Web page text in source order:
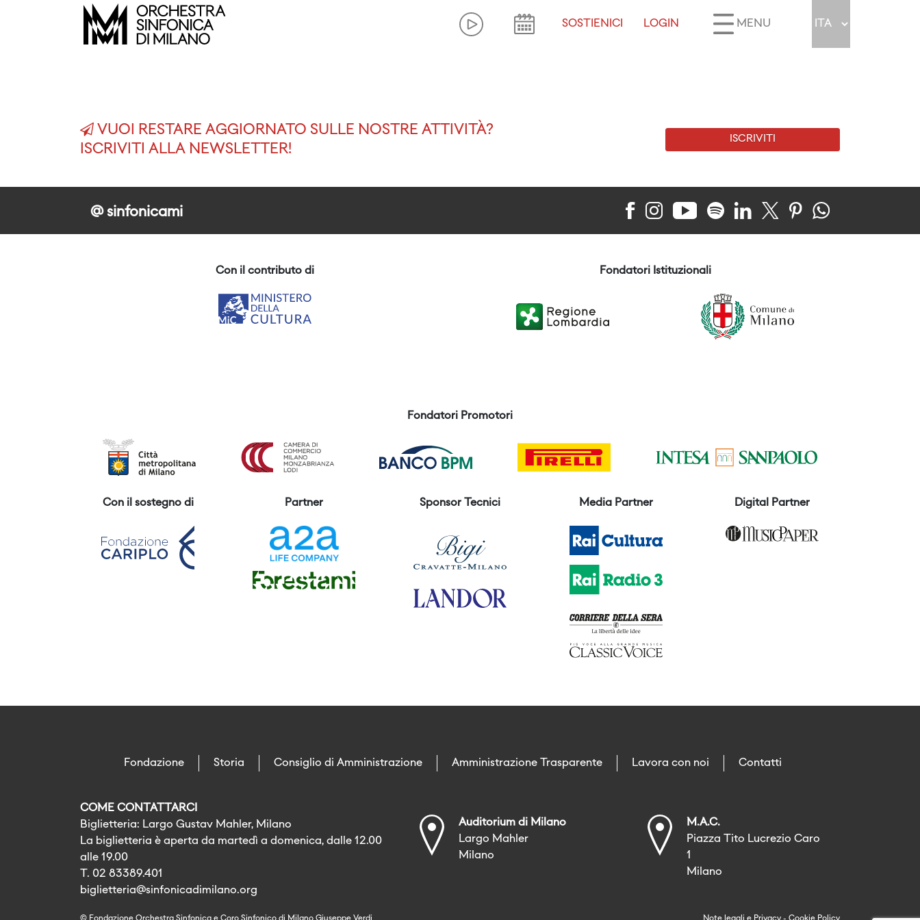
SOSTIENICI LOGIN MENU
VUOI RESTARE AGGIORNATO SULLE NOSTRE ATTIVITÀ?
ISCRIVITI ALLA NEWSLETTER!
ISCRIVITI
@ sinfonicami
Con il contributo di Fondatori Istituzionali
Fondatori Promotori
Con il sostegno di Partner Sponsor Tecnici Media Partner Digital Partner
Fondazione Storia Consiglio di Amministrazione Amministrazione Trasparente Lavora con noi Contatti
COME CONTATTARCI
Biglietteria: Largo Gustav Mahler, Milano
La biglietteria è aperta da martedì a domenica, dalle 12.00
alle 19.00
T. 02 83389.401
biglietteria@sinfonicadimilano.org
Auditorium di Milano
Largo Mahler
Milano
M.A.C.
Piazza Tito Lucrezio Caro
1
Milano